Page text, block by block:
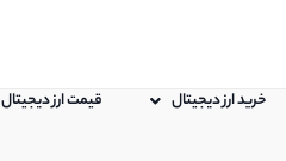
خرید ارز دیجیتال قیمت ارز دیجیتال